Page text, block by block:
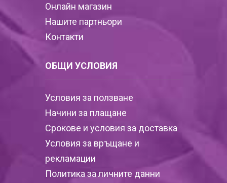
Онлайн магазин
Нашите партньори
Контакти
ОБЩИ УСЛОВИЯ
Условия за ползване
Начини за плащане
Срокове и условия за доставка
Условия за връщане и
рекламации
Политика за личните данни